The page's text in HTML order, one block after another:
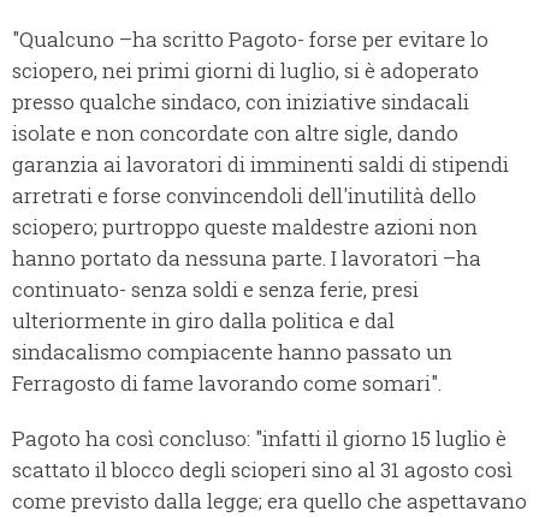
"Qualcuno –ha scritto Pagoto- forse per evitare lo
sciopero, nei primi giorni di luglio, si è adoperato
presso qualche sindaco, con iniziative sindacali
isolate e non concordate con altre sigle, dando
garanzia ai lavoratori di imminenti saldi di stipendi
arretrati e forse convincendoli dell'inutilità dello
sciopero; purtroppo queste maldestre azioni non
hanno portato da nessuna parte. I lavoratori –ha
continuato- senza soldi e senza ferie, presi
ulteriormente in giro dalla politica e dal
sindacalismo compiacente hanno passato un
Ferragosto di fame lavorando come somari".
Pagoto ha così concluso: "infatti il giorno 15 luglio è
scattato il blocco degli scioperi sino al 31 agosto così
come previsto dalla legge; era quello che aspettavano